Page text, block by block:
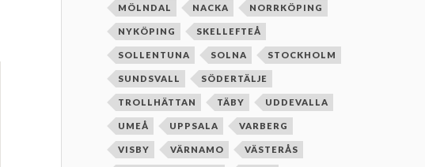
MÖLNDAL NACKA NORRKÖPING
NYKÖPING SKELLEFTEÅ
SOLLENTUNA SOLNA STOCKHOLM
SUNDSVALL SÖDERTÄLJE
TROLLHÄTTAN TÄBY UDDEVALLA
UMEÅ UPPSALA VARBERG
VISBY VÄRNAMO VÄSTERÅS